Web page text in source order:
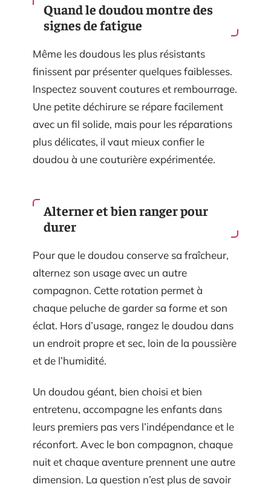
Quand le doudou montre des
signes de fatigue
Même les doudous les plus résistants
finissent par présenter quelques faiblesses.
Inspectez souvent coutures et rembourrage.
Une petite déchirure se répare facilement
avec un fil solide, mais pour les réparations
plus délicates, il vaut mieux confier le
doudou à une couturière expérimentée.
Alterner et bien ranger pour
durer
Pour que le doudou conserve sa fraîcheur,
alternez son usage avec un autre
compagnon. Cette rotation permet à
chaque peluche de garder sa forme et son
éclat. Hors d’usage, rangez le doudou dans
un endroit propre et sec, loin de la poussière
et de l’humidité.
Un doudou géant, bien choisi et bien
entretenu, accompagne les enfants dans
leurs premiers pas vers l’indépendance et le
réconfort. Avec le bon compagnon, chaque
nuit et chaque aventure prennent une autre
dimension. La question n’est plus de savoir